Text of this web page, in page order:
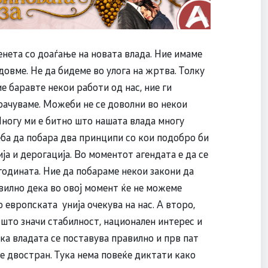
со доаѓање на новата влада. Ние имаме
Не да бидеме во улога на жртва. Толку
баравте некои работи од нас, ние ги
Можеби не се доволни во некои
ми е битно што нашата влада многу
да побара два принципи со кои подобро би
и дерогација. Во моментот агендата е да се
Ние да побараме некои закони да
дека во овој момент ќе не можеме
унија очекува на нас. А второ,
значи стабилност, национален интерес и
владата се поставува правилно и прв пат
двостран. Тука нема повеќе диктати како